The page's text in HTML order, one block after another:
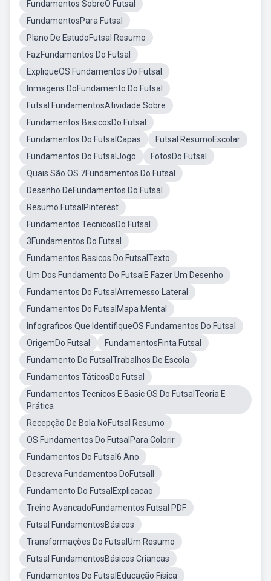
Fundamentos SobreO Futsal
FundamentosPara Futsal
Plano De EstudoFutsal Resumo
FazFundamentos Do Futsal
ExpliqueOS Fundamentos Do Futsal
Inmagens DoFundamento Do Futsal
Futsal FundamentosAtividade Sobre
Fundamentos BasicosDo Futsal
Fundamentos Do FutsalCapas
Futsal ResumoEscolar
Fundamentos Do FutsalJogo
FotosDo Futsal
Quais São OS 7Fundamentos Do Futsal
Desenho DeFundamentos Do Futsal
Resumo FutsalPinterest
Fundamentos TecnicosDo Futsal
3Fundamentos Do Futsal
Fundamentos Basicos Do FutsalTexto
Um Dos Fundamento Do FutsalE Fazer Um Desenho
Fundamentos Do FutsalArremesso Lateral
Fundamentos Do FutsalMapa Mental
Infograficos Que IdentifiqueOS Fundamentos Do Futsal
OrigemDo Futsal
FundamentosFinta Futsal
Fundamento Do FutsalTrabalhos De Escola
Fundamentos TáticosDo Futsal
Fundamentos Tecnicos E Basic OS Do FutsalTeoria E
Prática
Recepção De Bola NoFutsal Resumo
OS Fundamentos Do FutsalPara Colorir
Fundamentos Do Futsal6 Ano
Descreva Fundamentos DoFutsall
Fundamento Do FutsalExplicacao
Treino AvancadoFundamentos Futsal PDF
Futsal FundamentosBásicos
Transformações Do FutsalUm Resumo
Futsal FundamentosBásicos Criancas
Fundamentos Do FutsalEducação Física